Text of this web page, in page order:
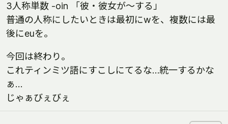
3人称単数 -oin 「彼・彼女が〜する」
普通の人称にしたいときは最初にwを、複数には最
後にeuを。
今回は終わり。
これティンミツ語にすこしにてるな…統一するかな
ぁ…
じゃぁびぇびぇ